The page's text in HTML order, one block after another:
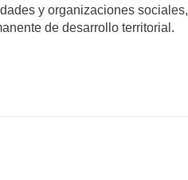
y organizaciones
de desarrollo territorial.